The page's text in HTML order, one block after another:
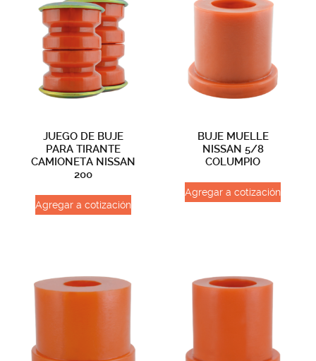
JUEGO DE BUJE
PARA TIRANTE
CAMIONETA NISSAN
200
Agregar a cotización
BUJE MUELLE
NISSAN 5/8
COLUMPIO
Agregar a cotización